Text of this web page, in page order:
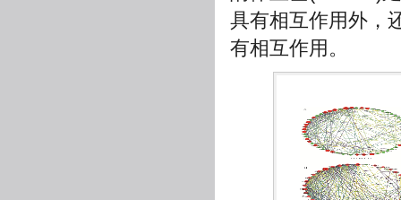
具有相互作用外，
有相互作用。